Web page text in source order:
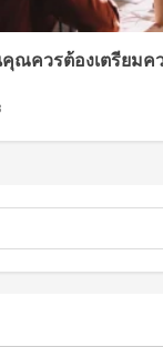
ณควรต้องเตรียมค